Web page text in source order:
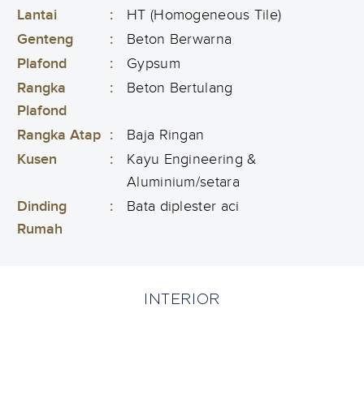
Lantai
:
HT (Homogeneous Tile)
Genteng
:
Beton Berwarna
Plafond
:
Gypsum
Rangka
Plafond
: Beton Bertulang
Rangka Atap :
Baja Ringan
Kusen
:
Kayu Engineering &
Aluminium/setara
Dinding
Rumah
: Bata diplester aci
INTERIOR